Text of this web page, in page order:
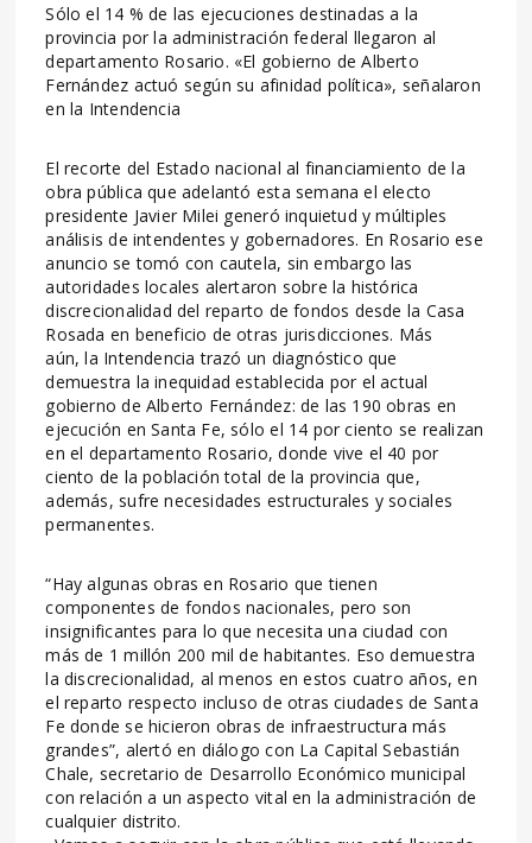
Sólo el 14 % de las ejecuciones destinadas a la
provincia por la administración federal llegaron al
departamento Rosario. «El gobierno de Alberto
Fernández actuó según su afinidad política», señalaron
en la Intendencia
El recorte del Estado nacional al financiamiento de la
obra pública que adelantó esta semana el electo
presidente Javier Milei generó inquietud y múltiples
análisis de intendentes y gobernadores. En Rosario ese
anuncio se tomó con cautela, sin embargo las
autoridades locales alertaron sobre la histórica
discrecionalidad del reparto de fondos desde la Casa
Rosada en beneficio de otras jurisdicciones. Más
aún, la Intendencia trazó un diagnóstico que
demuestra la inequidad establecida por el actual
gobierno de Alberto Fernández: de las 190 obras en
ejecución en Santa Fe, sólo el 14 por ciento se realizan
en el departamento Rosario, donde vive el 40 por
ciento de la población total de la provincia que,
además, sufre necesidades estructurales y sociales
permanentes.
“Hay algunas obras en Rosario que tienen
componentes de fondos nacionales, pero son
insignificantes para lo que necesita una ciudad con
más de 1 millón 200 mil de habitantes. Eso demuestra
la discrecionalidad, al menos en estos cuatro años, en
el reparto respecto incluso de otras ciudades de Santa
Fe donde se hicieron obras de infraestructura más
grandes”, alertó en diálogo con La Capital Sebastián
Chale, secretario de Desarrollo Económico municipal
con relación a un aspecto vital en la administración de
cualquier distrito.